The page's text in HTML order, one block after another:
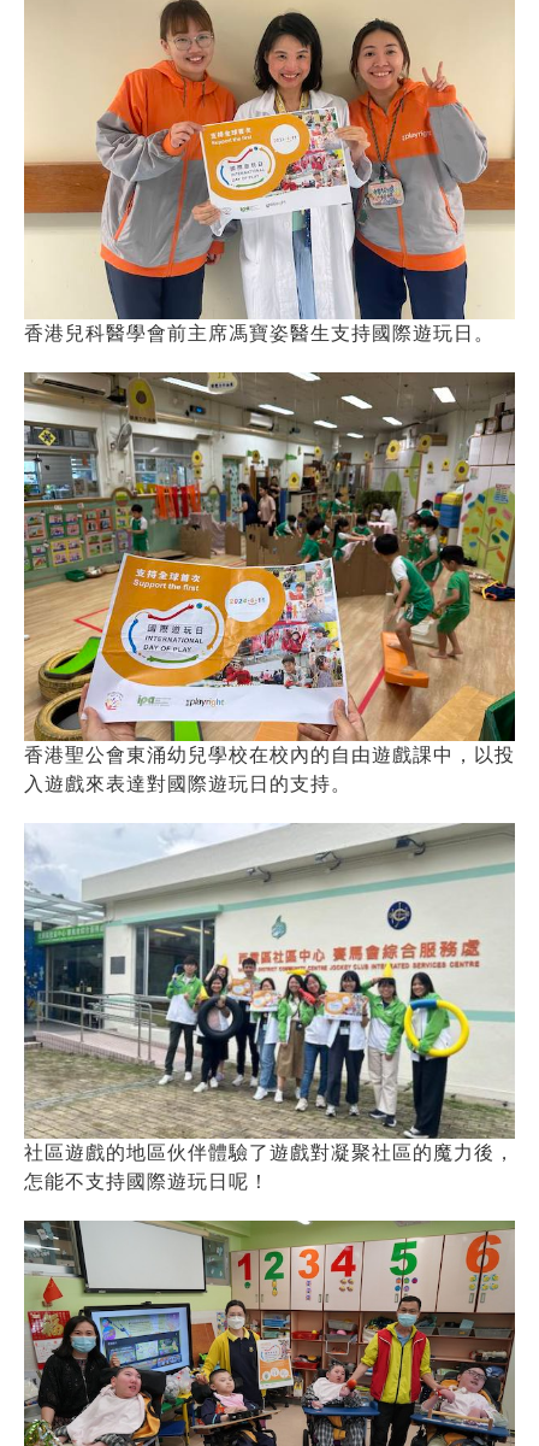
香港兒科醫學會前主席馮寶姿醫生支持國際遊玩日。
香港聖公會東涌幼兒學校在校內的自由遊戲課中，以投
入遊戲來表達對國際遊玩日的支持。
社區遊戲的地區伙伴體驗了遊戲對凝聚社區的魔力後，
怎能不支持國際遊玩日呢！